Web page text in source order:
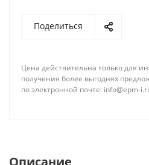
Поделиться
Цена действительна только для
получения более выгоднях
по электронной почте: info@epm-
Описание